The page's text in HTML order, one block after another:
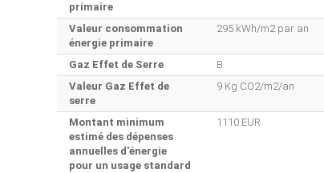
primaire
Valeur consommation
énergie primaire
295 kWh/m2 par an
Gaz Effet de Serre
B
Valeur Gaz Effet de
serre
9 Kg CO2/m2/an
Montant minimum
estimé des dépenses
annuelles d'énergie
pour un usage standard
1110 EUR